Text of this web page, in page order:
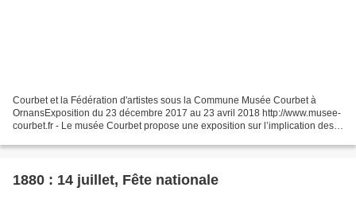
Courbet et la Fédération d'artistes sous la Commune Musée Courbet à
OrnansExposition du 23 décembre 2017 au 23 avril 2018 http://www.musee-
courbet.fr - Le musée Courbet propose une exposition sur l’implication des
1880 : 14 juillet, Fête nationale